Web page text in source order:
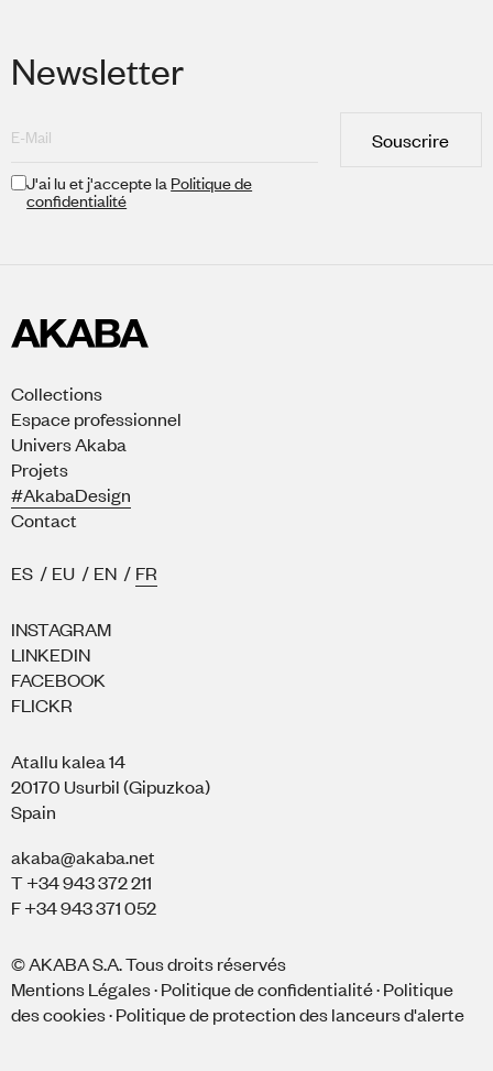
Newsletter
J'ai lu et j'accepte la Politique de
confidentialité
Souscrire
Atallu kalea 14
20170 Usurbil (Gipuzkoa)
Spain
akaba@akaba.net
T +34 943 372 211
F +34 943 371 052
INSTAGRAM
LINKEDIN
FACEBOOK
FLICKR
Collections
Espace professionnel
Univers Akaba
Projets
#AkabaDesign
Contact
© AKABA S.A. Tous droits réservés
Mentions Légales·Politique de confidentialité·Politique
des cookies·Politique de protection des lanceurs d'alerte
ES / EU / EN / FR